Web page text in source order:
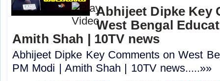
Abhijeet Dipke Key
West Bengal
Amith Shah | 10TV news
Abhijeet Dipke Key Comments on West
PM Modi | Amith Shah | 10TV news.....»»